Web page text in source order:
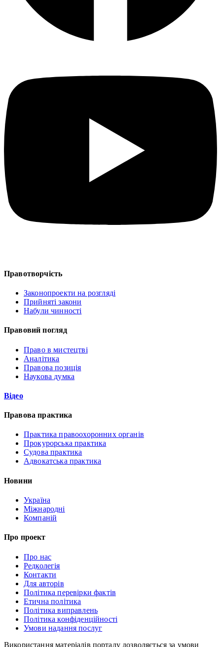
Правотворчість
Законопроекти на розгляді
Прийняті закони
Набули чинності
Правовий погляд
Право в мистецтві
Аналітика
Правова позиція
Наукова думка
Відео
Правова практика
Практика правоохоронних органів
Прокурорська практика
Судова практика
Адвокатська практика
Новини
Україна
Міжнародні
Компаній
Про проект
Про нас
Редколегія
Контакти
Для авторів
Політика перевірки фактів
Етична політика
Політика виправлень
Політика конфіденційності
Умови надання послуг
Використання матеріалів порталу дозволяється за умови